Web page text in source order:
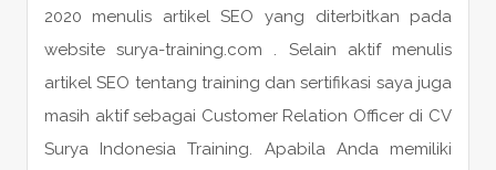
2020 menulis artikel SEO yang diterbitkan pada
website surya-training.com . Selain aktif menulis
artikel SEO tentang training dan sertifikasi saya juga
masih aktif sebagai Customer Relation Officer di CV
Surya Indonesia Training. Apabila Anda memiliki